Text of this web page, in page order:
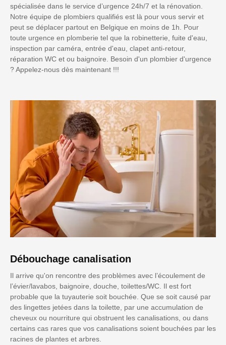
spécialisée dans le service d’urgence 24h/7 et la rénovation.
Notre équipe de plombiers qualifiés est là pour vous servir et
peut se déplacer partout en Belgique en moins de 1h. Pour
toute urgence en plomberie tel que la robinetterie, fuite d'eau,
inspection par caméra, entrée d'eau, clapet anti-retour,
réparation WC et ou baignoire. Besoin d'un plombier d'urgence
? Appelez-nous dès maintenant !!!
Débouchage canalisation
Il arrive qu'on rencontre des problèmes avec l’écoulement de
l’évier/lavabos, baignoire, douche, toilettes/WC. Il est fort
probable que la tuyauterie soit bouchée. Que se soit causé par
des lingettes jetées dans la toilette, par une accumulation de
cheveux ou nourriture qui obstruent les canalisations, ou dans
certains cas rares que vos canalisations soient bouchées par les
racines de plantes et arbres.